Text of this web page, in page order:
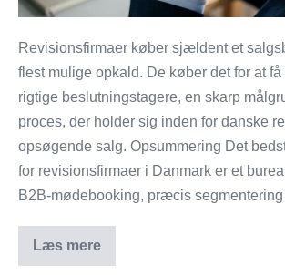
Revisionsfirmaer køber sjældent et
flest mulige opkald. De køber det for at
rigtige beslutningstagere, en skarp
proces, der holder sig inden for danske
opsøgende salg. Opsummering Det
for revisionsfirmaer i Danmark er et
B2B-mødebooking, præcis
Læs mere
Bedste
salgsbureauer